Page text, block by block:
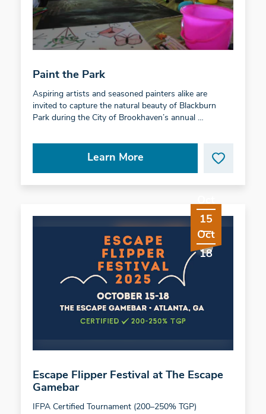
Paint the Park
Aspiring artists and seasoned painters alike are
invited to capture the natural beauty of Blackburn
Park during the City of Brookhaven’s annual …
Learn More
15
Oct
18
Escape Flipper Festival at The Escape
Gamebar
IFPA Certified Tournament (200–250% TGP)